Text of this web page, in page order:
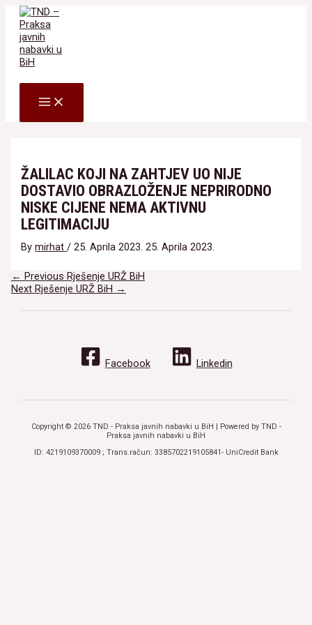
Skip
content
MAIN
MENU
ŽALILAC KOJI NA ZAHTJEV UO NIJE
DOSTAVIO OBRAZLOŽENJE NEPRIRODNO
NISKE CIJENE NEMA AKTIVNU
LEGITIMACIJU
Bymirhat /25. Aprila 2023. 25. Aprila 2023.
Navigacija
članaka
← Previous Rješenje URŽ BiH
Next Rješenje URŽ BiH →
Facebook Linkedin
Copyright © 2026 TND - Praksa javnih nabavki u BiH | Powered by TND -
Praksa javnih nabavki u BiH
ID: 4219109370009 ; Trans.račun: 3385702219105841- UniCredit Bank